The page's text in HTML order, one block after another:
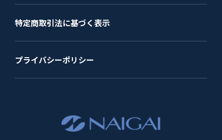
特定商取引法に基づく表示
プライバシーポリシー